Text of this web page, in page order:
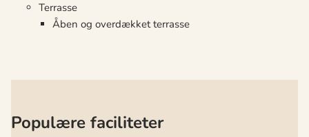
Terrasse
Åben og overdækket terrasse
Populære faciliteter